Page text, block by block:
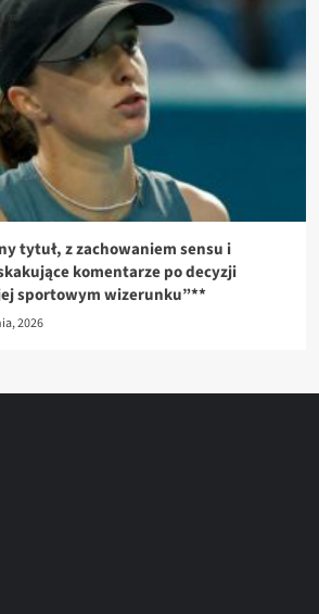
tytuł, z zachowaniem sensu i
komentarze po decyzji
sportowym wizerunku”**
2026